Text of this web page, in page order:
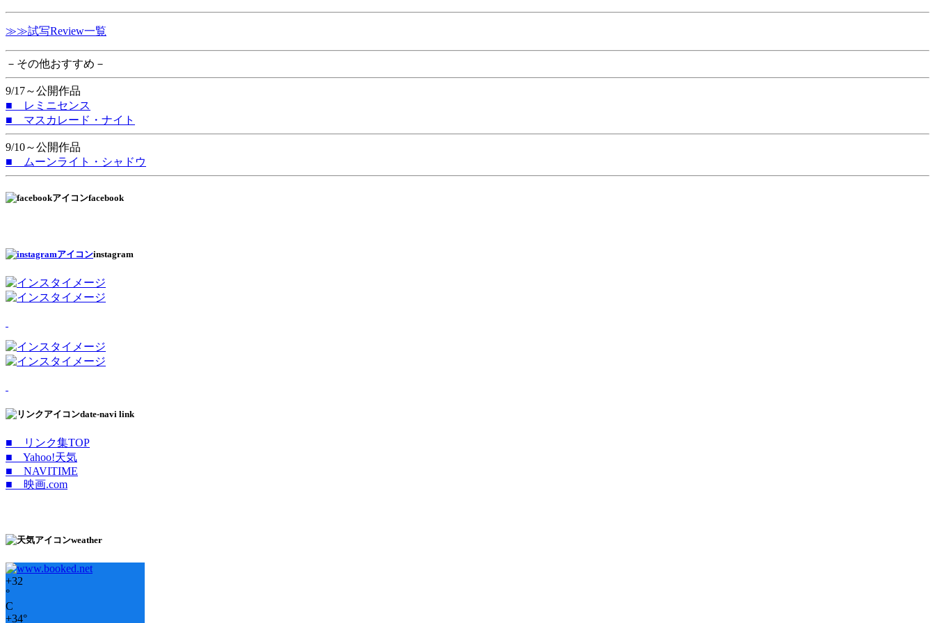
≫≫試写Review一覧
－その他おすすめ－
9/17～公開作品
■ レミニセンス
■ マスカレード・ナイト
9/10～公開作品
■ ムーンライト・シャドウ
facebook
instagram
date-navi link
■ リンク集TOP
■ Yahoo!天気
■ NAVITIME
■ 映画.com
weather
+32
°
C
+34°